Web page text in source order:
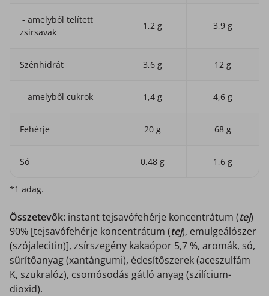
- amelyből telített
zsírsavak
1,2 g 3,9 g
Szénhidrát 3,6 g 12 g
- amelyből cukrok 1,4 g 4,6 g
Fehérje 20 g 68 g
Só 0,48 g 1,6 g
*1 adag.
Összetevők: instant tejsavófehérje koncentrátum (tej)
90% [tejsavófehérje koncentrátum (tej), emulgeálószer
(szójalecitin)], zsírszegény kakaópor 5,7 %, aromák, só,
sűrítőanyag (xantángumi), édesítőszerek (aceszulfám
K, szukralóz), csomósodás gátló anyag (szilícium-
dioxid).